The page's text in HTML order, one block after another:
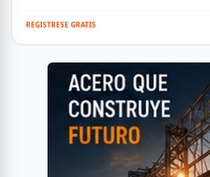
REGISTRESE GRATIS